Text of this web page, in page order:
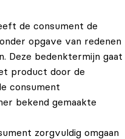
de consument de
opgave van redenen
Deze bedenktermijn gaat
product door de
consument
bekend gemaakte
zorgvuldig omgaan